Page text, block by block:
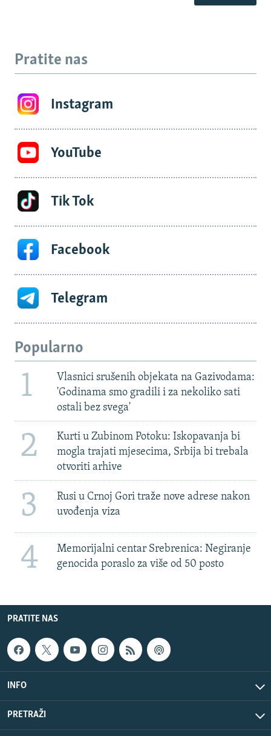
Pratite nas
Instagram
YouTube
Tik Tok
Facebook
Telegram
Popularno
1
Vlasnici srušenih objekata na Gazivodama:
'Godinama smo gradili i za nekoliko sati
ostali bez svega'
2
Kurti u Zubinom Potoku: Iskopavanja bi
mogla trajati mjesecima, Srbija bi trebala
otvoriti arhive
3
Rusi u Crnoj Gori traže nove adrese nakon
uvođenja viza
4
Memorijalni centar Srebrenica: Negiranje
genocida poraslo za više od 50 posto
PRATITE NAS
INFO
PRETRAŽI